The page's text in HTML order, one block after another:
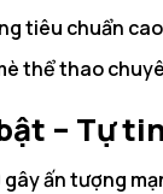
tiêu chuẩn
thể thao
– Tự
ấn tượng